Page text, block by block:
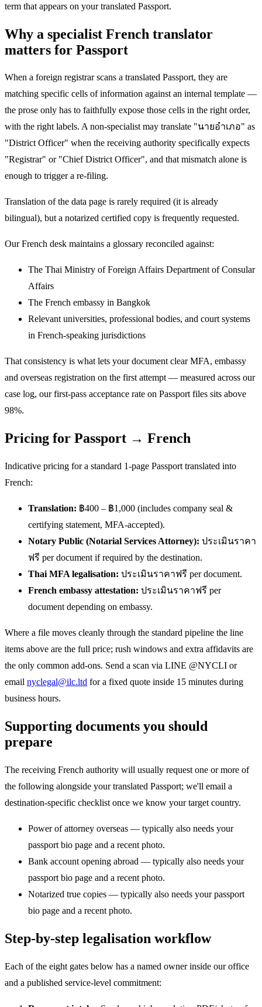
term that appears on your translated Passport.
Why a specialist French translator
matters for Passport
When a foreign registrar scans a translated Passport, they are
matching specific cells of information against an internal template —
the prose only has to faithfully expose those cells in the right order,
with the right labels. A non-specialist may translate "นายอำเภอ" as
"District Officer" when the receiving authority specifically expects
"Registrar" or "Chief District Officer", and that mismatch alone is
enough to trigger a re-filing.
Translation of the data page is rarely required (it is already
bilingual), but a notarized certified copy is frequently requested.
Our French desk maintains a glossary reconciled against:
The Thai Ministry of Foreign Affairs Department of Consular
Affairs
The French embassy in Bangkok
Relevant universities, professional bodies, and court systems
in French-speaking jurisdictions
That consistency is what lets your document clear MFA, embassy
and overseas registration on the first attempt — measured across our
case log, our first-pass acceptance rate on Passport files sits above
98%.
Pricing for Passport → French
Indicative pricing for a standard 1-page Passport translated into
French:
Translation: ฿400 – ฿1,000 (includes company seal &
certifying statement, MFA-accepted).
Notary Public (Notarial Services Attorney): ประเมินราคา
ฟรี per document if required by the destination.
Thai MFA legalisation: ประเมินราคาฟรี per document.
French embassy attestation: ประเมินราคาฟรี per
document depending on embassy.
Where a file moves cleanly through the standard pipeline the line
items above are the full price; rush windows and extra affidavits are
the only common add-ons. Send a scan via LINE @NYCLI or
email nyclegal@ilc.ltd for a fixed quote inside 15 minutes during
business hours.
Supporting documents you should
prepare
The receiving French authority will usually request one or more of
the following alongside your translated Passport; we'll email a
destination-specific checklist once we know your target country.
Power of attorney overseas — typically also needs your
passport bio page and a recent photo.
Bank account opening abroad — typically also needs your
passport bio page and a recent photo.
Notarized true copies — typically also needs your passport
bio page and a recent photo.
Step-by-step legalisation workflow
Each of the eight gates below has a named owner inside our office
and a published service-level commitment: